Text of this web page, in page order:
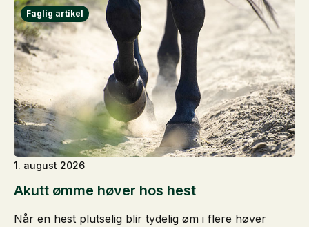
Akutt ømme høver hos hest
1. august 2026
Når en hest plutselig blir tydelig øm i flere høver